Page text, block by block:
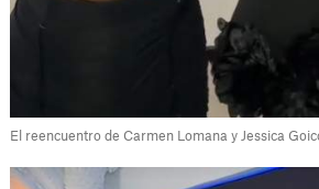
El reencuentro de Carmen Lomana y Jessica